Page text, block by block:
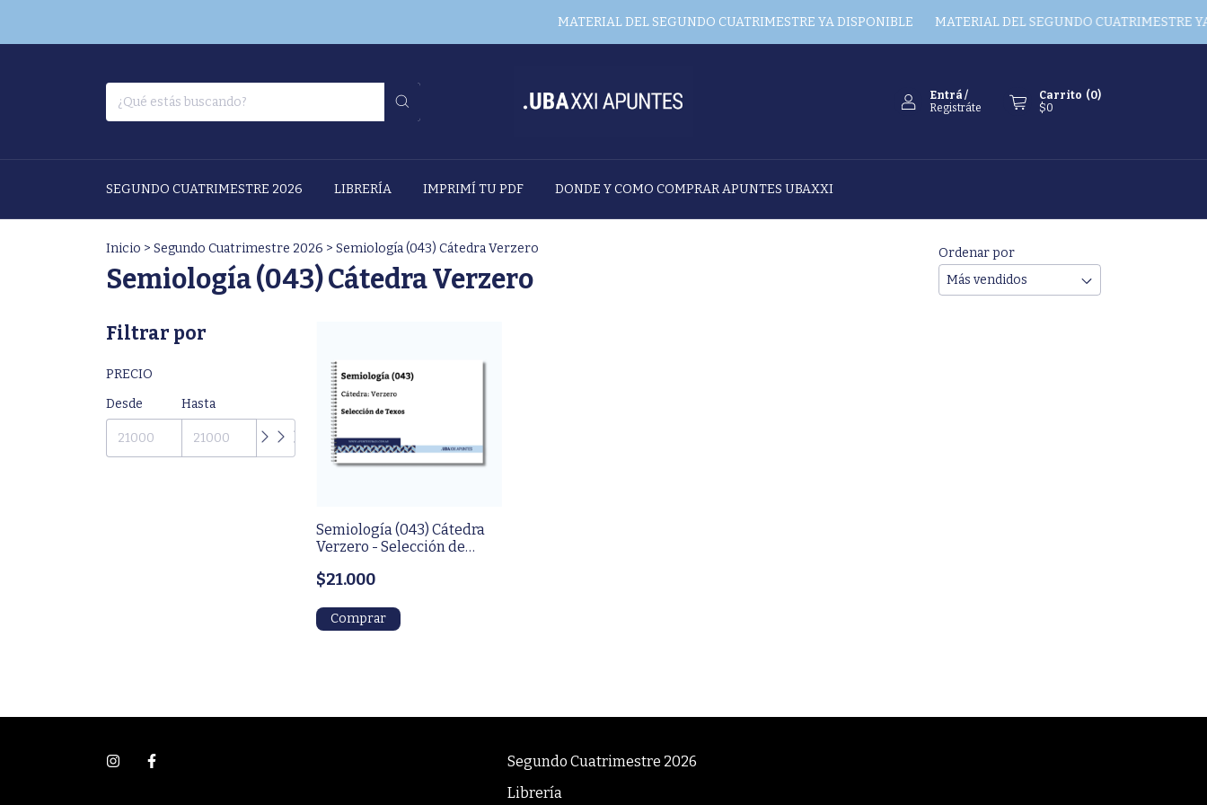
MATERIAL DEL SEGUNDO CUATRIMESTRE YA DISPONIBLE MATERIAL DEL SEGUNDO CUATRIMESTRE YA
Entrá /
Registráte
Carrito (0)
$0
SEGUNDO CUATRIMESTRE 2026 LIBRERÍA IMPRIMÍ TU PDF DONDE Y COMO COMPRAR APUNTES UBAXXI
Inicio > Segundo Cuatrimestre 2026 > Semiología (043) Cátedra Verzero
Semiología (043) Cátedra Verzero
Ordenar por
Filtrar por
PRECIO
Desde
Hasta
Semiología (043) Cátedra
Verzero - Selección de
$21.000
Segundo Cuatrimestre 2026
Librería